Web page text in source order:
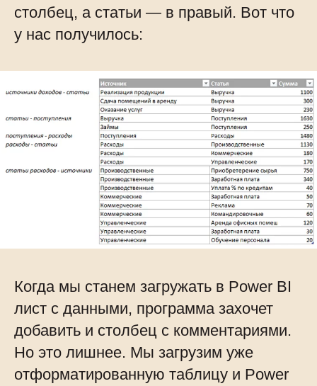
столбец, а статьи — в правый. Вот что
у нас получилось:
Когда мы станем загружать в Power BI
лист с данными, программа захочет
добавить и столбец с комментариями.
Но это лишнее. Мы загрузим уже
отформатированную таблицу и Power